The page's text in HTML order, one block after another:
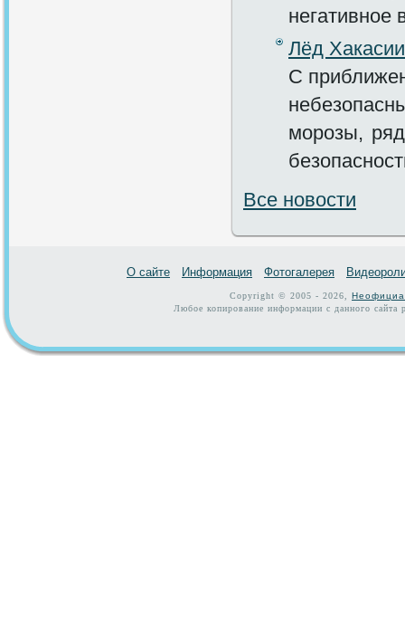
Лёд Хакасии
С
морозы,
Все новости
О сайте Информация Фотогалерея
Copyright © 2005 - 2026,
Любое копирование информации с данного сайта